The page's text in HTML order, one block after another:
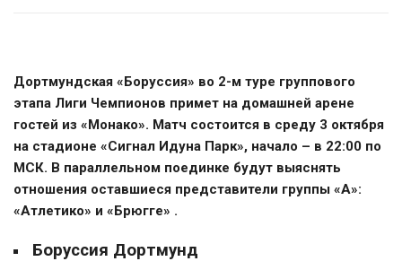
Дортмундская «Боруссия» во 2-м туре группового
этапа Лиги Чемпионов примет на домашней арене
гостей из «Монако». Матч состоится в среду 3 октября
на стадионе «Сигнал Идуна Парк», начало – в 22:00 по
МСК. В параллельном поединке будут выяснять
отношения оставшиеся представители группы «A»:
«Атлетико» и «Брюгге» .
Боруссия Дортмунд